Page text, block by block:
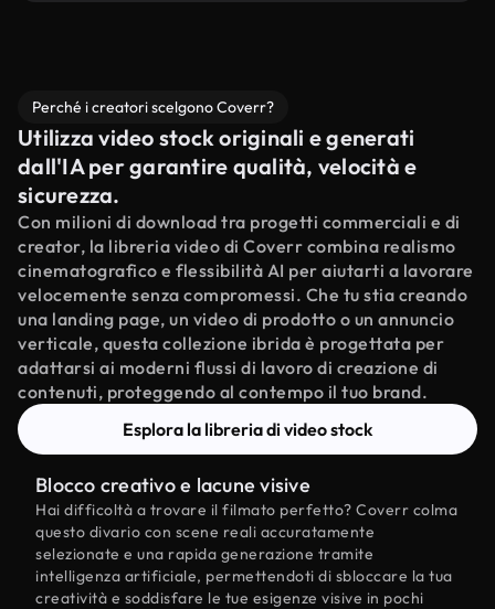
Perché i creatori scelgono Coverr?
Utilizza video stock originali e generati
dall'IA per garantire qualità, velocità e
sicurezza.
Con milioni di download tra progetti commerciali e di
creator, la libreria video di Coverr combina realismo
cinematografico e flessibilità AI per aiutarti a lavorare
velocemente senza compromessi. Che tu stia creando
una landing page, un video di prodotto o un annuncio
verticale, questa collezione ibrida è progettata per
adattarsi ai moderni flussi di lavoro di creazione di
contenuti, proteggendo al contempo il tuo brand.
Esplora la libreria di video stock
Blocco creativo e lacune visive
Hai difficoltà a trovare il filmato perfetto? Coverr colma
questo divario con scene reali accuratamente
selezionate e una rapida generazione tramite
intelligenza artificiale, permettendoti di sbloccare la tua
creatività e soddisfare le tue esigenze visive in pochi